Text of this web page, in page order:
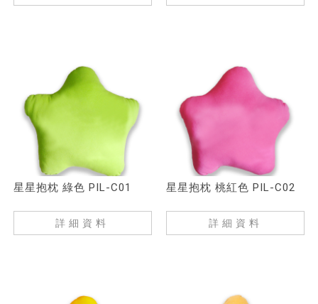
星星抱枕 綠色 PIL-C01
詳細資料
星星抱枕 桃紅色 PIL-C02
詳細資料